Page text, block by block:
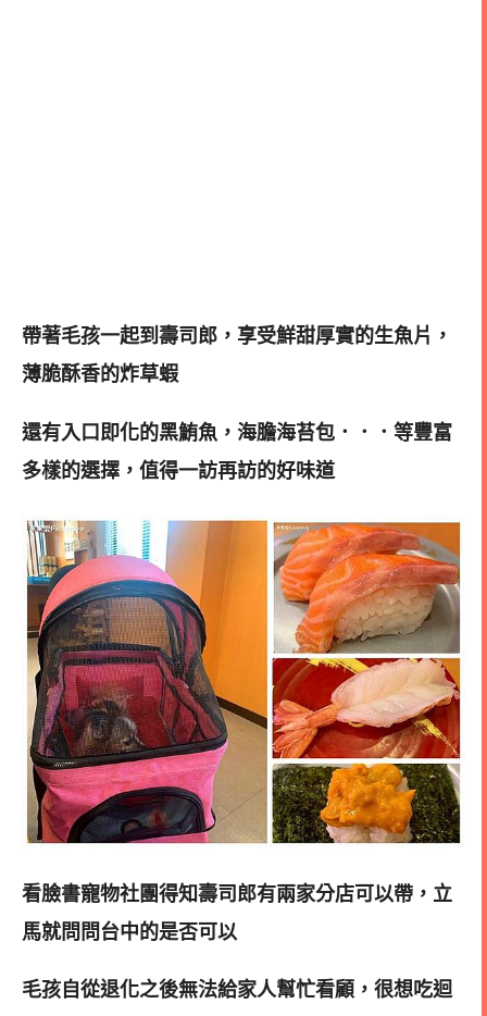
帶著毛孩一起到壽司郎，享受鮮甜厚實的生魚片，
薄脆酥香的炸草蝦
還有入口即化的黑鮪魚，海膽海苔包．．．等豐富
多樣的選擇，值得一訪再訪的好味道
看臉書寵物社團得知壽司郎有兩家分店可以帶，立
馬就問問台中的是否可以
毛孩自從退化之後無法給家人幫忙看顧，很想吃迴